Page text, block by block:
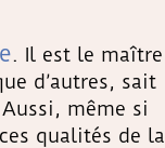
. Il est le maître
d’autres, sait
même si
qualités de la